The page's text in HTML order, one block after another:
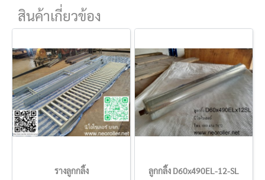
สินค้าเกี่ยวข้อง
รางลูกกลิ้ง ลูกกลิ้ง D60x490EL-12-SL